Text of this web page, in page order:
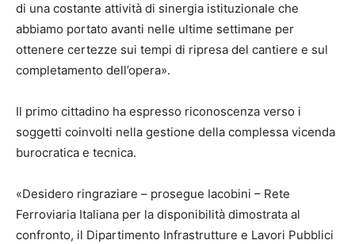
di una costante attività di sinergia istituzionale che
abbiamo portato avanti nelle ultime settimane per
ottenere certezze sui tempi di ripresa del cantiere e sul
completamento dell’opera».
Il primo cittadino ha espresso riconoscenza verso i
soggetti coinvolti nella gestione della complessa vicenda
burocratica e tecnica.
«Desidero ringraziare – prosegue Iacobini – Rete
Ferroviaria Italiana per la disponibilità dimostrata al
confronto, il Dipartimento Infrastrutture e Lavori Pubblici